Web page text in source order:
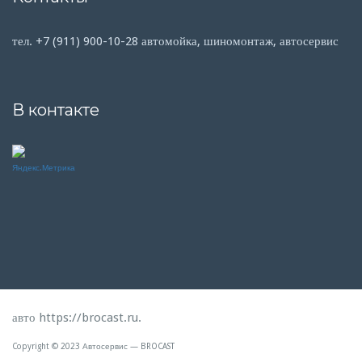
тел. +7 (911) 900-10-28 автомойка, шиномонтаж, автосервис
В контакте
авто https://brocast.ru.
Copyright © 2023 Автосервис — BROCAST